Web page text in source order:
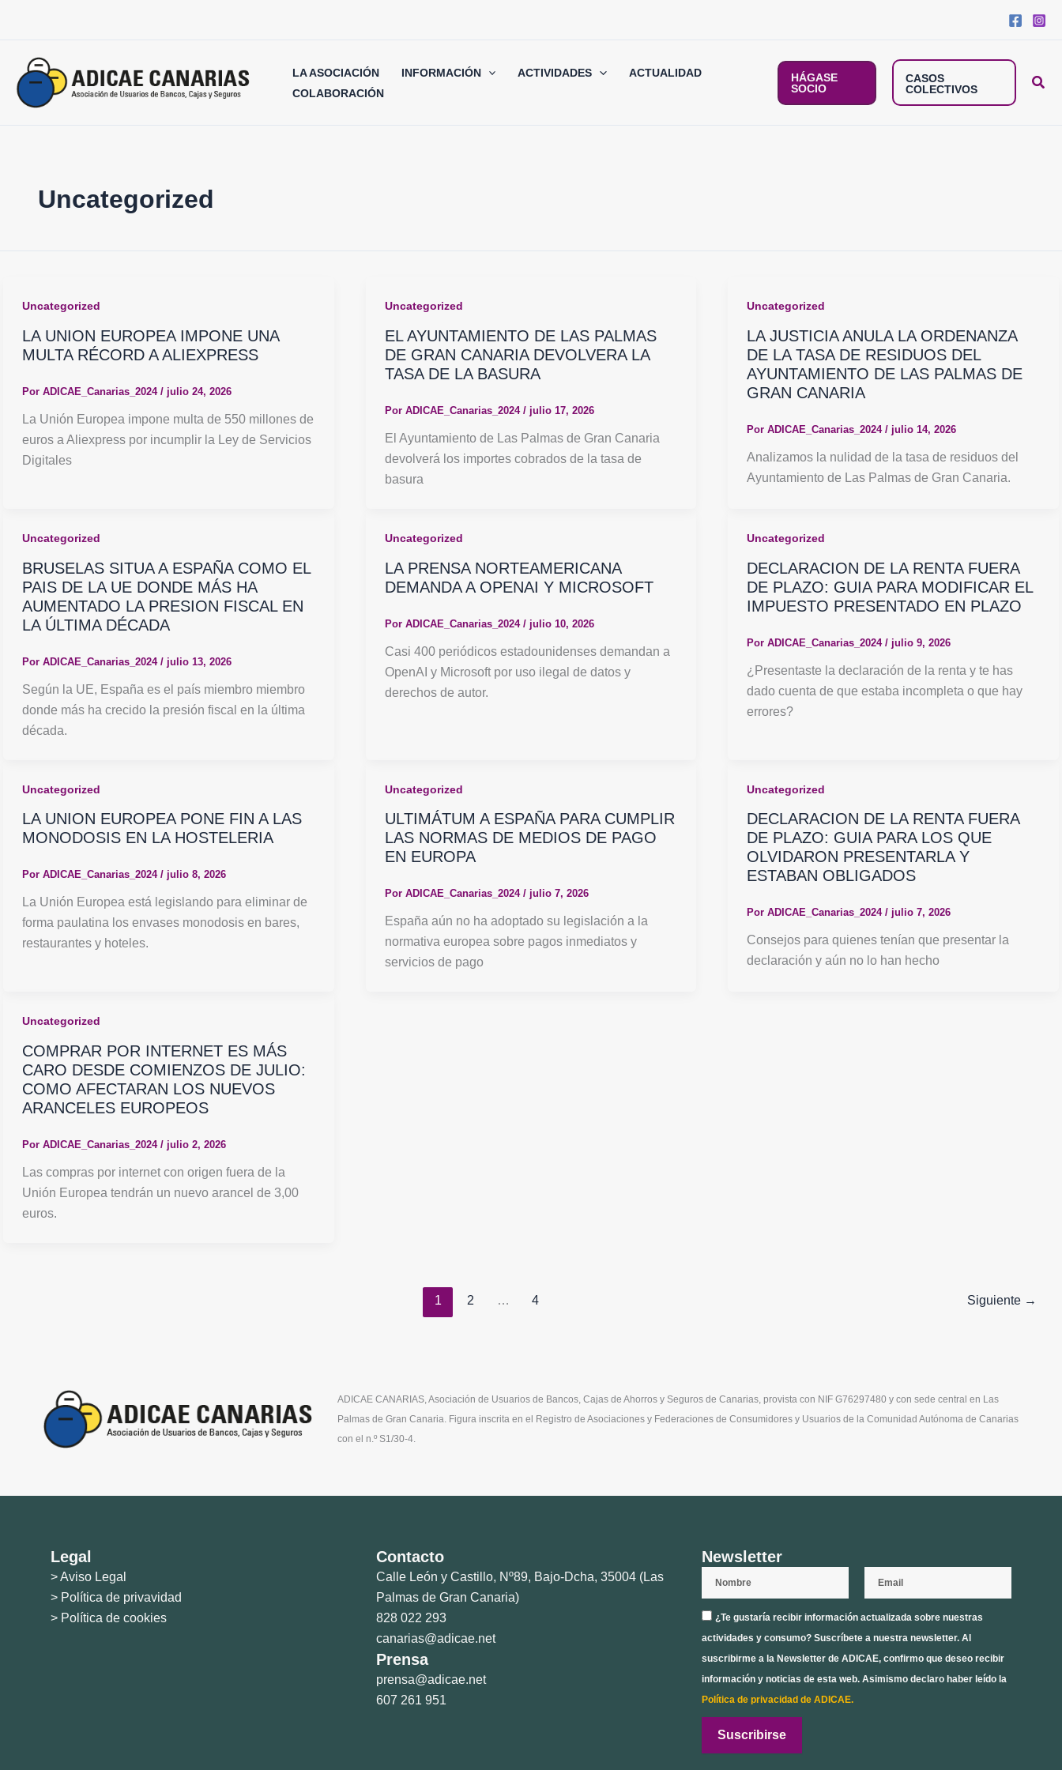
LA ASOCIACIÓN INFORMACIÓN ACTIVIDADES
ACTUALIDAD
COLABORACIÓN
HÁGASE
SOCIO
CASOS
COLECTIVOS
Uncategorized
Uncategorized
LA UNION EUROPEA IMPONE UNA
MULTA RÉCORD A ALIEXPRESS
Por ADICAE_Canarias_2024 / julio 24, 2026
La Unión Europea impone multa de 550 millones de
euros a Aliexpress por incumplir la Ley de Servicios
Digitales
Uncategorized
EL AYUNTAMIENTO DE LAS PALMAS
DE GRAN CANARIA DEVOLVERA LA
TASA DE LA BASURA
Por ADICAE_Canarias_2024 / julio 17, 2026
El Ayuntamiento de Las Palmas de Gran Canaria
devolverá los importes cobrados de la tasa de
basura
Uncategorized
LA JUSTICIA ANULA LA ORDENANZA
DE LA TASA DE RESIDUOS DEL
AYUNTAMIENTO DE LAS PALMAS DE
GRAN CANARIA
PorADICAE_Canarias_2024/ julio 14, 2026
Analizamos la nulidad de la tasa de residuos del
Ayuntamiento de Las Palmas de Gran Canaria.
Uncategorized
BRUSELAS SITUA A ESPAÑA COMO EL
PAIS DE LA UE DONDE MÁS HA
AUMENTADO LA PRESION FISCAL EN
LA ÚLTIMA DÉCADA
Por ADICAE_Canarias_2024 / julio 13, 2026
Según la UE, España es el país miembro miembro
donde más ha crecido la presión fiscal en la última
década.
Uncategorized
LA PRENSA NORTEAMERICANA
DEMANDA A OPENAI Y MICROSOFT
Por ADICAE_Canarias_2024 / julio 10, 2026
Casi 400 periódicos estadounidenses demandan a
OpenAI y Microsoft por uso ilegal de datos y
derechos de autor.
Uncategorized
DECLARACION DE LA RENTA FUERA
DE PLAZO: GUIA PARA MODIFICAR EL
IMPUESTO PRESENTADO EN PLAZO
PorADICAE_Canarias_2024/ julio 9, 2026
¿Presentaste la declaración de la renta y te has
dado cuenta de que estaba incompleta o que hay
errores?
Uncategorized
LA UNION EUROPEA PONE FIN A LAS
MONODOSIS EN LA HOSTELERIA
Por ADICAE_Canarias_2024 / julio 8, 2026
La Unión Europea está legislando para eliminar de
forma paulatina los envases monodosis en bares,
restaurantes y hoteles.
Uncategorized
ULTIMÁTUM A ESPAÑA PARA CUMPLIR
LAS NORMAS DE MEDIOS DE PAGO
EN EUROPA
Por ADICAE_Canarias_2024 / julio 7, 2026
España aún no ha adoptado su legislación a la
normativa europea sobre pagos inmediatos y
servicios de pago
Uncategorized
DECLARACION DE LA RENTA FUERA
DE PLAZO: GUIA PARA LOS QUE
OLVIDARON PRESENTARLA Y
ESTABAN OBLIGADOS
PorADICAE_Canarias_2024/ julio 7, 2026
Consejos para quienes tenían que presentar la
declaración y aún no lo han hecho
Uncategorized
COMPRAR POR INTERNET ES MÁS
CARO DESDE COMIENZOS DE JULIO:
COMO AFECTARAN LOS NUEVOS
ARANCELES EUROPEOS
Por ADICAE_Canarias_2024 / julio 2, 2026
Las compras por internet con origen fuera de la
Unión Europea tendrán un nuevo arancel de 3,00
euros.
1 2 … 4 Siguiente →
ADICAE CANARIAS, Asociación de Usuarios de Bancos, Cajas de Ahorros y Seguros de Canarias, provista con NIF G76297480 y con sede central en Las
Palmas de Gran Canaria. Figura inscrita en el Registro de Asociaciones y Federaciones de Consumidores y Usuarios de la Comunidad Autónoma de Canarias
con el n.º S1/30-4.
Legal
> Aviso Legal
> Política de privavidad
> Política de cookies
Contacto
Calle León y Castillo, Nº89, Bajo-Dcha, 35004 (Las
Palmas de Gran Canaria)
828 022 293
canarias@adicae.net
Prensa
prensa@adicae.net
607 261 951
Newsletter
Aceptación
¿Te gustaría recibir información actualizada sobre nuestras
actividades y consumo? Suscríbete a nuestra newsletter. Al
suscribirme a la Newsletter de ADICAE, confirmo que deseo recibir
información y noticias de esta web. Asimismo declaro haber leído la
Política de privacidad de ADICAE.
Suscribirse